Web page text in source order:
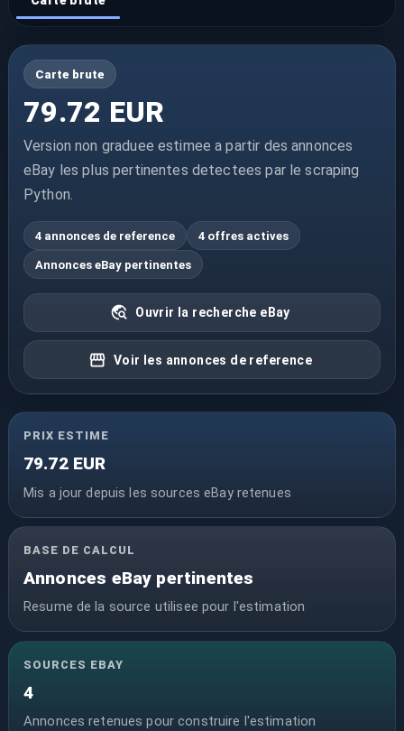
Carte brute
79.72 EUR
Version non graduee estimee a partir des annonces
eBay les plus pertinentes detectees par le scraping
Python.
4 annonces de reference 4 offres actives
Annonces eBay pertinentes
Ouvrir la recherche eBay
Voir les annonces de reference
PRIX ESTIME
79.72 EUR
Mis a jour depuis les sources eBay retenues
BASE DE CALCUL
Annonces eBay pertinentes
Resume de la source utilisee pour l'estimation
SOURCES EBAY
4
Annonces retenues pour construire l'estimation